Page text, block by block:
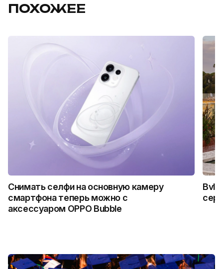
ПОХОЖЕЕ
Снимать селфи на основную камеру
смартфона теперь можно с
аксессуаром OPPO Bubble